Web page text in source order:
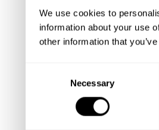
We use cookies to
information about your use
other information that
Necessary